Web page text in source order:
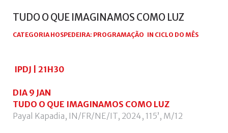
TUDOOQUE IMAGINAMOS COMO LUZ
CATEGORIA HOSPEDEIRA: PROGRAMAÇÃO IN CICLO DO MÊS
IPDJ | 21H30
DIA 9 JAN
TUDO O QUE IMAGINAMOS COMO LUZ
Payal Kapadia, IN/FR/NE/IT, 2024, 115’, M/12
Esqueceu-